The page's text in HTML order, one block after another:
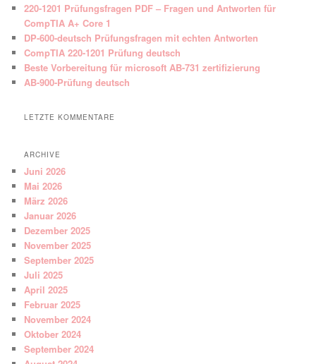
220-1201 Prüfungsfragen PDF – Fragen und Antworten für
CompTIA A+ Core 1
DP-600-deutsch Prüfungsfragen mit echten Antworten
CompTIA 220-1201 Prüfung deutsch
Beste Vorbereitung für microsoft AB-731 zertifizierung
AB-900-Prüfung deutsch
LETZTE KOMMENTARE
ARCHIVE
Juni 2026
Mai 2026
März 2026
Januar 2026
Dezember 2025
November 2025
September 2025
Juli 2025
April 2025
Februar 2025
November 2024
Oktober 2024
September 2024